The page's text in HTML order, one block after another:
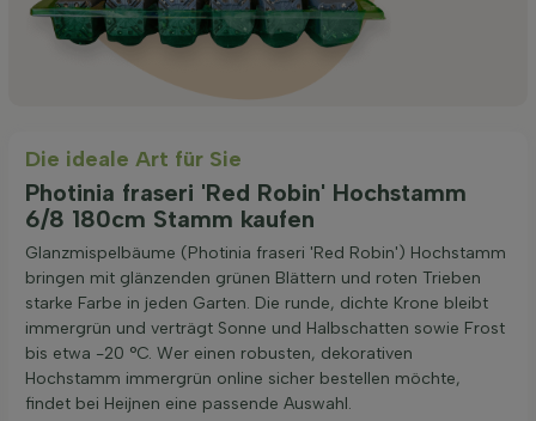
Die ideale Art für Sie
Photinia fraseri 'Red Robin' Hochstamm
6/8 180cm Stamm kaufen
Glanzmispelbäume (Photinia fraseri 'Red Robin') Hochstamm
bringen mit glänzenden grünen Blättern und roten Trieben
starke Farbe in jeden Garten. Die runde, dichte Krone bleibt
immergrün und verträgt Sonne und Halbschatten sowie Frost
bis etwa -20 °C. Wer einen robusten, dekorativen
Hochstamm immergrün online sicher bestellen möchte,
findet bei Heijnen eine passende Auswahl.